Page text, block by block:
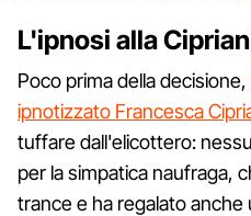
L'ipnosi alla
Poco prima della decisione,
ipnotizzato Francesca
tuffare dall'elicottero:
per la simpatica naufraga,
trance e ha regalato anche